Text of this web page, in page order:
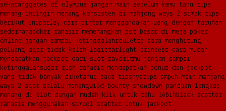
sekaranggates of olympus jangan main sebelum kamu tahu tips
menang iniingin menang konsisten di mahjong ways 2 simak tips
berikut iniparlay cara pintar menggandakan uang dengan taruhan
sederhanapoker rahasia memenangkan pot besar di meja poker
online jangan sampai ketinggalanroulette cara menghitung
peluang agar tidak kalah lagistarlight princess cara mudah
mendapatkan jackpot dari slot favoritmu jangan sampai
ketinggalansugar rush rahasia mendapatkan bonus dan jackpot
yang tidak banyak diketahui baca tipsnyatips ampuh main mahjong
ways 2 agar selalu menangwild bounty showdown panduan lengkap
menang di slot dengan mudah klik untuk tahu lebih black scatter
rahasia menggunakan simbol scatter untuk jackpot